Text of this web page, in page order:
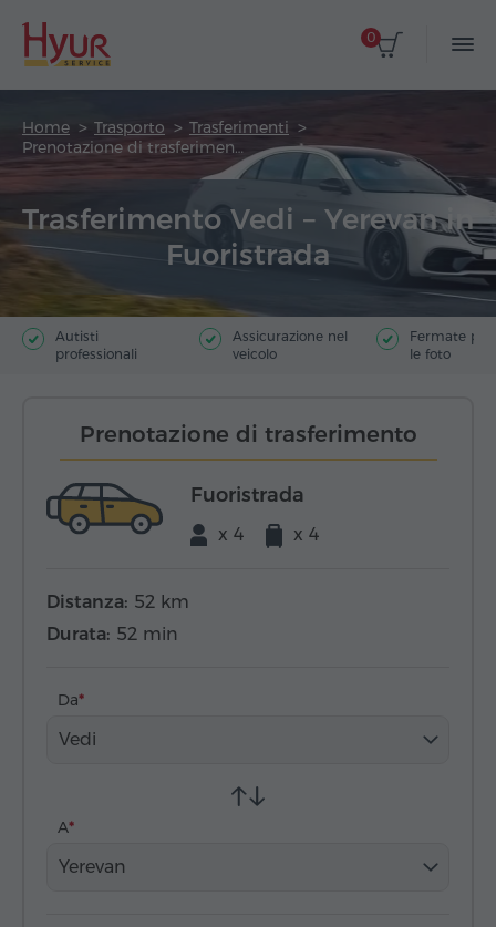
0
Home Trasporto
Trasferimenti
Prenotazione di trasferimento
Trasferimento Vedi – Yerevan in
Fuoristrada
Autisti
professionali
Assicurazione nel
veicolo
Fermate
le foto
Prenotazione di trasferimento
Fuoristrada
x 4 x 4
Distanza: 52 km
Durata: 52 min
Da
Vedi
A
Yerevan